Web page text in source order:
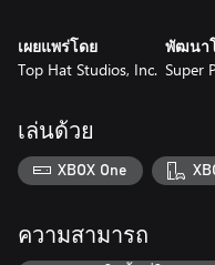
players, coaches, and teams
Choose from a variety of
you can dream up. Tweak
team using speed, agility,
way through the gridiron! On
realistic weather system.
เผยแพร่โดย
Top Hat Studios, Inc.
พัฒนา
Super
เล่นด้วย
XBOX One
ความสามารถ